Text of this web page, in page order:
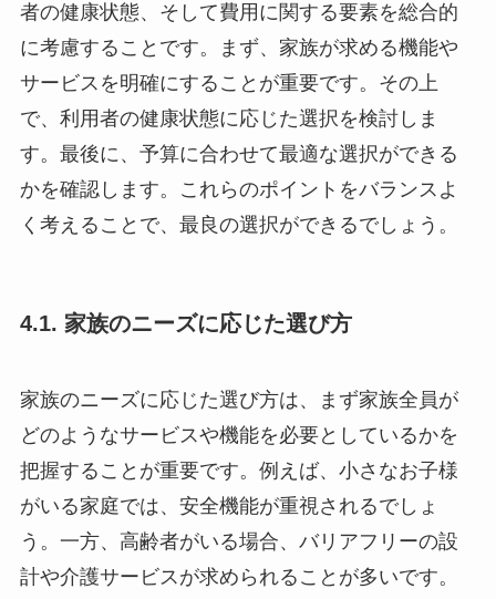
者の健康状態、そして費用に関する要素を総合的
に考慮することです。まず、家族が求める機能や
サービスを明確にすることが重要です。その上
で、利用者の健康状態に応じた選択を検討しま
す。最後に、予算に合わせて最適な選択ができる
かを確認します。これらのポイントをバランスよ
く考えることで、最良の選択ができるでしょう。
4.1. 家族のニーズに応じた選び方
家族のニーズに応じた選び方は、まず家族全員が
どのようなサービスや機能を必要としているかを
把握することが重要です。例えば、小さなお子様
がいる家庭では、安全機能が重視されるでしょ
う。一方、高齢者がいる場合、バリアフリーの設
計や介護サービスが求められることが多いです。